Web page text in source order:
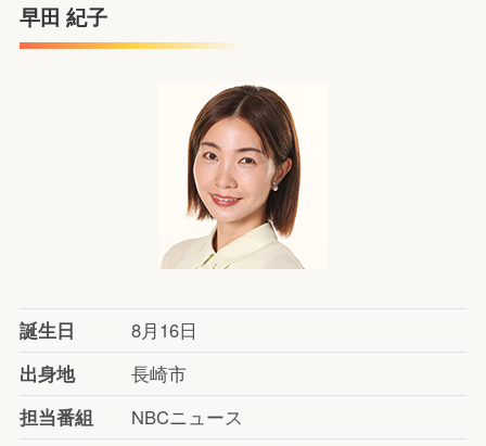
早田 紀子
誕生日
8月16日
出身地
長崎市
担当番組
NBCニュース